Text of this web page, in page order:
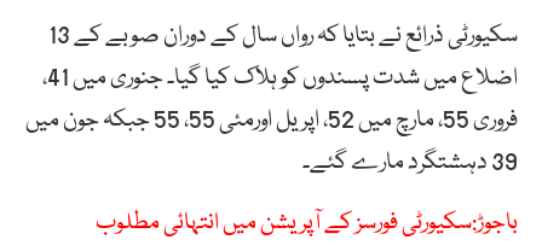
سکیورٹی ذرائع نے بتایا کہ رواں سال کے دوران صوبے کے 13
اضلاع میں شدت پسندوں کو ہلاک کیا گیا۔ جنوری میں 41،
فروری 55، مارچ میں 52، اپریل اورمئی 55، 55 جبکہ جون میں
39 دہشتگرد مارے گئے۔
باجوڑ:سکیورٹی فورسز کے آپریشن میں انتہائی مطلوب